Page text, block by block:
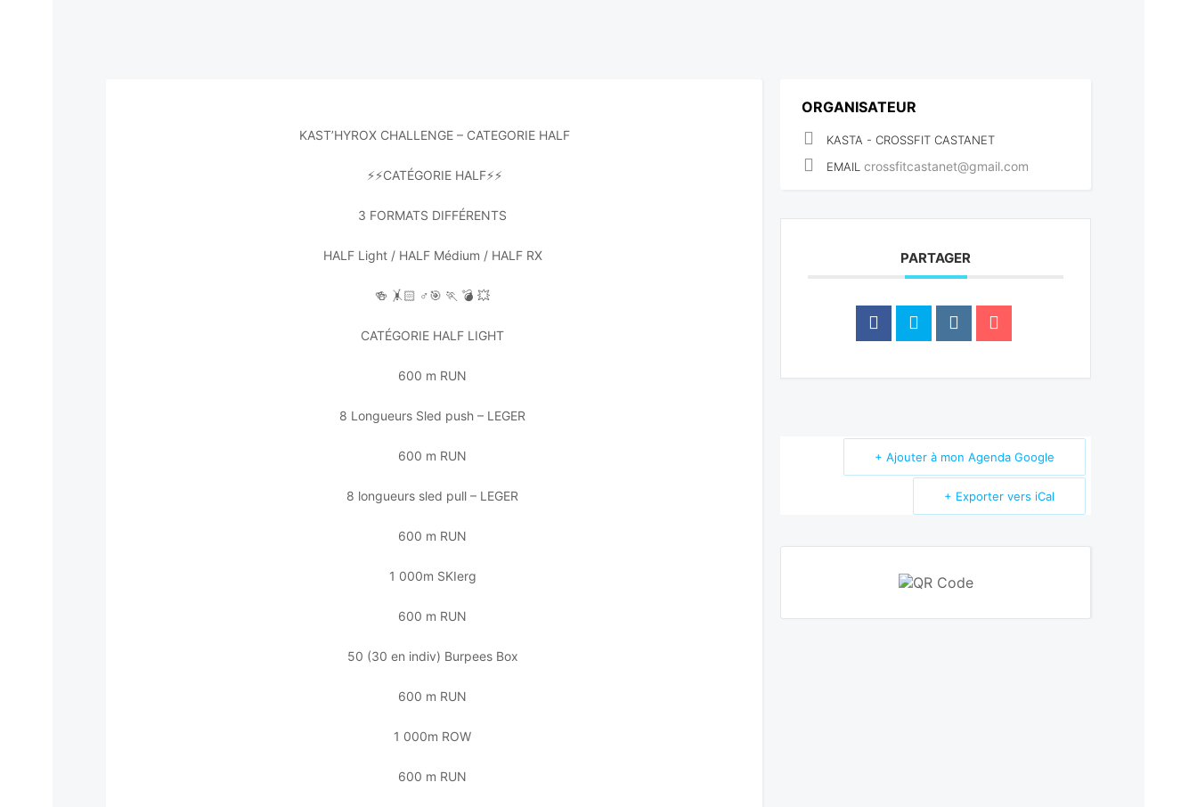
KAST’HYROX CHALLENGE – CATEGORIE HALF
⚡️⚡️CATÉGORIE HALF⚡️⚡️
3 FORMATS DIFFÉRENTS
HALF Light / HALF Médium / HALF RX
🍻 🤸🏻 ♂️ 🎯 🏃 💣 💥
CATÉGORIE HALF LIGHT
600 m RUN
8 Longueurs Sled push – LEGER
600 m RUN
8 longueurs sled pull – LEGER
600 m RUN
1 000m SKIerg
600 m RUN
50 (30 en indiv) Burpees Box
600 m RUN
1 000m ROW
600 m RUN
ORGANISATEUR
KASTA - CROSSFIT CASTANET
EMAIL crossfitcastanet@gmail.com
PARTAGER
+ Ajouter à mon Agenda Google
+ Exporter vers iCal